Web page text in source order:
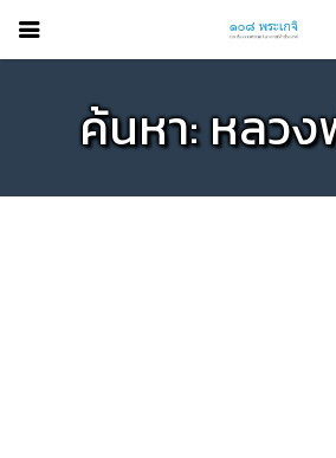
ค้นหา: หลวง